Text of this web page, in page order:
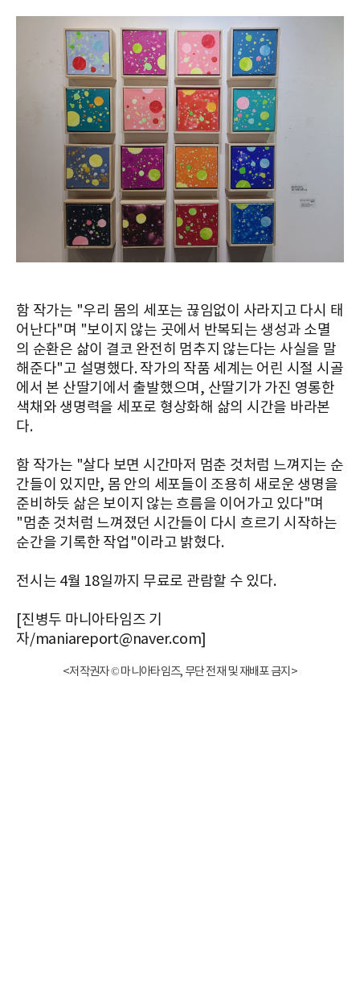
함 작가는 "우리 몸의 세포는 끊임없이 사라지고 다시 태
어난다"며 "보이지 않는 곳에서 반복되는 생성과 소멸
의 순환은 삶이 결코 완전히 멈추지 않는다는 사실을 말
해준다"고 설명했다. 작가의 작품 세계는 어린 시절 시골
에서 본 산딸기에서 출발했으며, 산딸기가 가진 영롱한
색채와 생명력을 세포로 형상화해 삶의 시간을 바라본
다.
함 작가는 "살다 보면 시간마저 멈춘 것처럼 느껴지는 순
간들이 있지만, 몸 안의 세포들이 조용히 새로운 생명을
준비하듯 삶은 보이지 않는 흐름을 이어가고 있다"며
"멈춘 것처럼 느껴졌던 시간들이 다시 흐르기 시작하는
순간을 기록한 작업"이라고 밝혔다.
전시는 4월 18일까지 무료로 관람할 수 있다.
[진병두 마니아타임즈 기
자/maniareport@naver.com]
<저작권자 © 마니아타임즈, 무단 전재 및 재배포 금지>